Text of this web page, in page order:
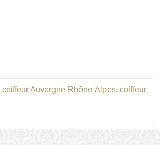
coiffeur Auvergne-Rhône-Alpes, coiffeur